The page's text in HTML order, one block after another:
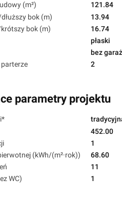
(m²)
121.84
bok (m)
13.94
bok (m)
16.74
płaski
bez
2
parametry projektu
452.00
1
(kWh/(m²·rok))
68.60
11
WC)
1